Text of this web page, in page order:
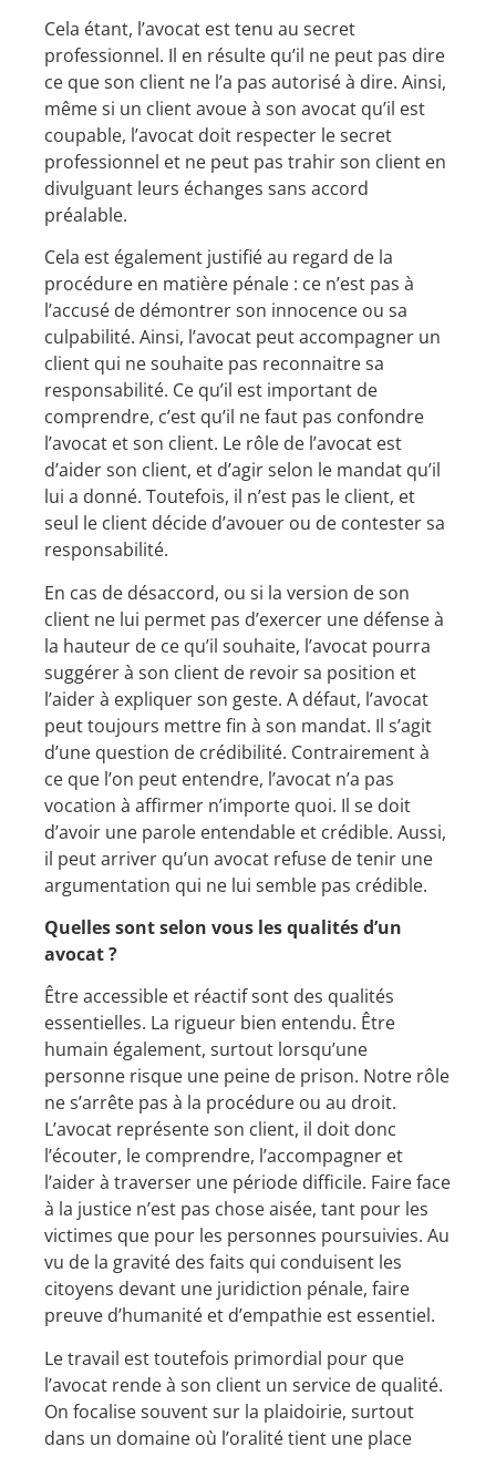
Cela étant, l’avocat est tenu au secret
professionnel. Il en résulte qu’il ne peut pas dire
ce que son client ne l’a pas autorisé à dire. Ainsi,
même si un client avoue à son avocat qu’il est
coupable, l’avocat doit respecter le secret
professionnel et ne peut pas trahir son client en
divulguant leurs échanges sans accord
préalable.
Cela est également justifié au regard de la
procédure en matière pénale : ce n’est pas à
l’accusé de démontrer son innocence ou sa
culpabilité. Ainsi, l’avocat peut accompagner un
client qui ne souhaite pas reconnaitre sa
responsabilité. Ce qu’il est important de
comprendre, c’est qu’il ne faut pas confondre
l’avocat et son client. Le rôle de l’avocat est
d’aider son client, et d’agir selon le mandat qu’il
lui a donné. Toutefois, il n’est pas le client, et
seul le client décide d’avouer ou de contester sa
responsabilité.
En cas de désaccord, ou si la version de son
client ne lui permet pas d’exercer une défense à
la hauteur de ce qu’il souhaite, l’avocat pourra
suggérer à son client de revoir sa position et
l’aider à expliquer son geste. A défaut, l’avocat
peut toujours mettre fin à son mandat. Il s’agit
d’une question de crédibilité. Contrairement à
ce que l’on peut entendre, l’avocat n’a pas
vocation à affirmer n’importe quoi. Il se doit
d’avoir une parole entendable et crédible. Aussi,
il peut arriver qu’un avocat refuse de tenir une
argumentation qui ne lui semble pas crédible.
Quelles sont selon vous les qualités d’un
avocat ?
Être accessible et réactif sont des qualités
essentielles. La rigueur bien entendu. Être
humain également, surtout lorsqu’une
personne risque une peine de prison. Notre rôle
ne s’arrête pas à la procédure ou au droit.
L’avocat représente son client, il doit donc
l’écouter, le comprendre, l’accompagner et
l’aider à traverser une période difficile. Faire face
à la justice n’est pas chose aisée, tant pour les
victimes que pour les personnes poursuivies. Au
vu de la gravité des faits qui conduisent les
citoyens devant une juridiction pénale, faire
preuve d’humanité et d’empathie est essentiel.
Le travail est toutefois primordial pour que
l’avocat rende à son client un service de qualité.
On focalise souvent sur la plaidoirie, surtout
dans un domaine où l’oralité tient une place